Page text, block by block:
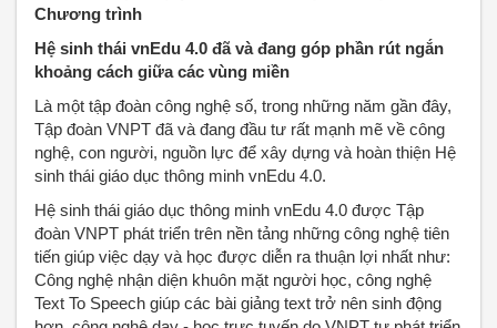
Chương trình
Hệ sinh thái vnEdu 4.0 đã và đang góp phần rút ngắn
khoảng cách giữa các vùng miền
Là một tập đoàn công nghệ số, trong những năm gần đây,
Tập đoàn VNPT đã và đang đầu tư rất mạnh mẽ về công
nghệ, con người, nguồn lực để xây dựng và hoàn thiện Hệ
sinh thái giáo dục thông minh vnEdu 4.0.
Hệ sinh thái giáo dục thông minh vnEdu 4.0 được Tập
đoàn VNPT phát triển trên nền tảng những công nghệ tiên
tiến giúp việc dạy và học được diễn ra thuận lợi nhất như:
Công nghệ nhận diện khuôn mặt người học, công nghệ
Text To Speech giúp các bài giảng text trở nên sinh động